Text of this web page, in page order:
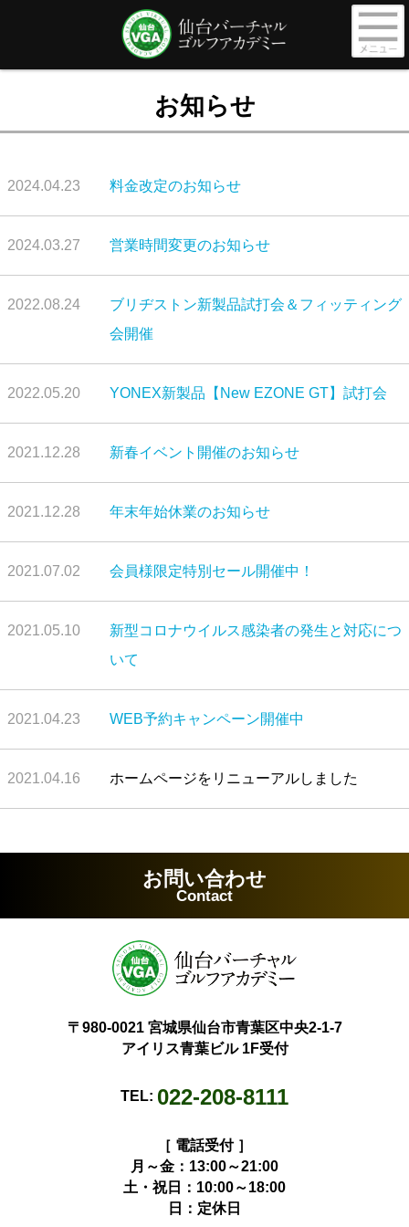
お知らせ
2024.04.23 料金改定のお知らせ
2024.03.27 営業時間変更のお知らせ
2022.08.24
ブリヂストン新製品試打会＆フィッティング
会開催
2022.05.20 YONEX新製品【New EZONE GT】試打会
2021.12.28 新春イベント開催のお知らせ
2021.12.28 年末年始休業のお知らせ
2021.07.02 会員様限定特別セール開催中！
2021.05.10
新型コロナウイルス感染者の発生と対応につ
いて
2021.04.23 WEB予約キャンペーン開催中
2021.04.16 ホームページをリニューアルしました
お問い合わせ
Contact
〒980-0021 宮城県仙台市青葉区中央2-1-7
アイリス青葉ビル 1F受付
TEL: 022-208-8111
［ 電話受付 ］
月～金：13:00～21:00
土・祝日：10:00～18:00
日：定休日